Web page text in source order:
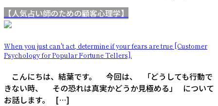
【人気占い師のための顧客心理学】
When you just can't act, determine if your fears are true [Customer
Psychology for Popular Fortune Tellers].
こんにちは、結葉です。 今回は、 「どうしても行動で
きない時、 その恐れは真実かどうか見極める」 について
お話します。 […]